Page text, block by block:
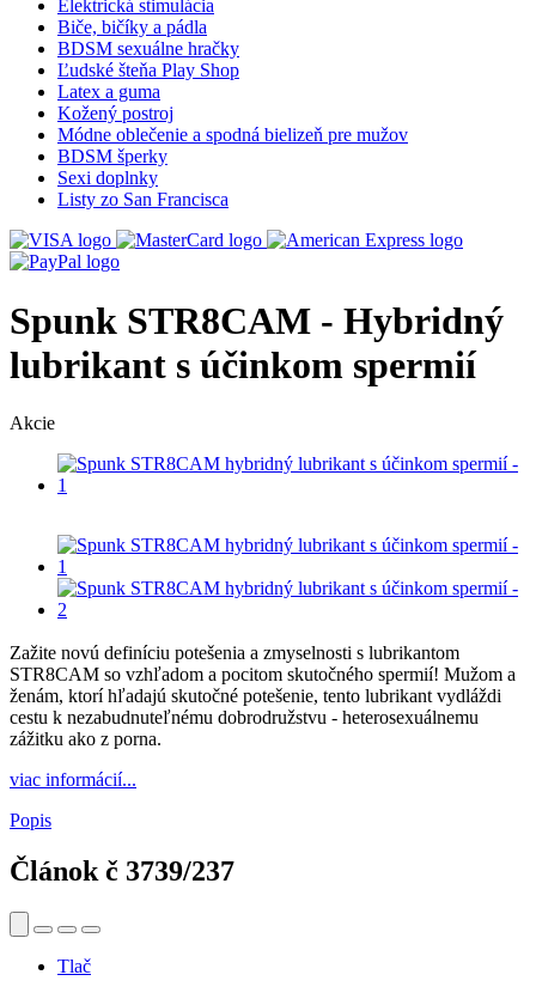
Elektrická stimulácia
Biče, bičíky a pádla
BDSM sexuálne hračky
Ľudské šteňa Play Shop
Latex a guma
Kožený postroj
Módne oblečenie a spodná bielizeň pre mužov
BDSM šperky
Sexi doplnky
Listy zo San Francisca
Spunk STR8CAM - Hybridný
lubrikant s účinkom spermií
Akcie
Zažite novú definíciu potešenia a zmyselnosti s lubrikantom
STR8CAM so vzhľadom a pocitom skutočného spermií! Mužom a
ženám, ktorí hľadajú skutočné potešenie, tento lubrikant vydláždi
cestu k nezabudnuteľnému dobrodružstvu - heterosexuálnemu
zážitku ako z porna.
viac informácií...
Popis
Článok č 3739/237
Tlač